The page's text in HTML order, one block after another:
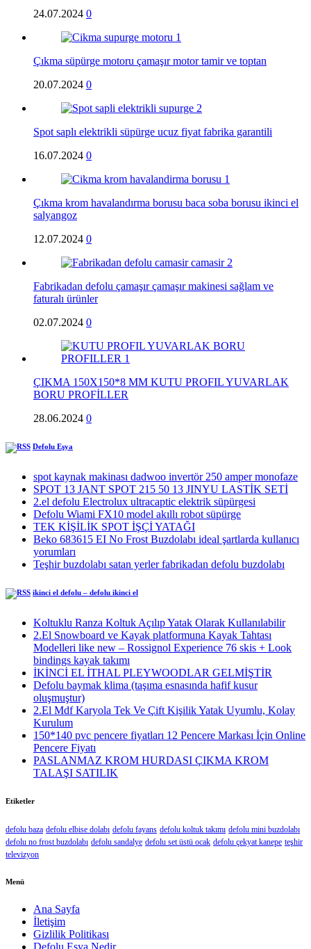
24.07.2024 0
Çıkma süpürge motoru çamaşır motor tamir ve toptan
20.07.2024 0
Spot saplı elektrikli süpürge ucuz fiyat fabrika garantili
16.07.2024 0
Çıkma krom havalandırma borusu baca soba borusu ikinci el
salyangoz
12.07.2024 0
Fabrikadan defolu çamaşır çamaşır makinesi sağlam ve
faturalı ürünler
02.07.2024 0
ÇIKMA 150X150*8 MM KUTU PROFIL YUVARLAK
BORU PROFİLLER
28.06.2024 0
Defolu Eşya
spot kaynak makinası dadwoo invertör 250 amper monofaze
SPOT 13 JANT SPOT 215 50 13 JINYU LASTİK SETİ
2.el defolu Electrolux ultracaptic elektrik süpürgesi
Defolu Wiami FX10 model akıllı robot süpürge
TEK KİŞİLİK SPOT İŞÇİ YATAĞI
Beko 683615 EI No Frost Buzdolabı ideal şartlarda kullanıcı
yorumları
Teşhir buzdolabı satan yerler fabrikadan defolu buzdolabı
ikinci el defolu – defolu ikinci el
Koltuklu Ranza Koltuk Açılıp Yatak Olarak Kullanılabilir
2.El Snowboard ve Kayak platformuna Kayak Tahtası
Modelleri like new – Rossignol Experience 76 skis + Look
bindings kayak takımı
İKİNCİ EL İTHAL PLEYWOODLAR GELMİŞTİR
Defolu baymak klima (taşıma esnasında hafif kusur
oluşmuştur)
2.El Mdf Karyola Tek Ve Çift Kişilik Yatak Uyumlu, Kolay
Kurulum
150*140 pvc pencere fiyatları 12 Pencere Markası İçin Online
Pencere Fiyatı
PASLANMAZ KROM HURDASI ÇIKMA KROM
TALAŞI SATILIK
Etiketler
defolu baza defolu elbise dolabı defolu fayans defolu koltuk takımı defolu mini buzdolabı
defolu no frost buzdolabı defolu sandalye defolu set üstü ocak defolu çekyat kanepe teşhir
televizyon
Menü
Ana Sayfa
İletişim
Gizlilik Politikası
Defolu Eşya Nedir